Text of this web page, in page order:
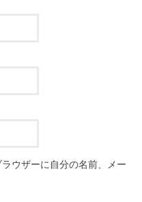
ウザーに自分の名前、メー